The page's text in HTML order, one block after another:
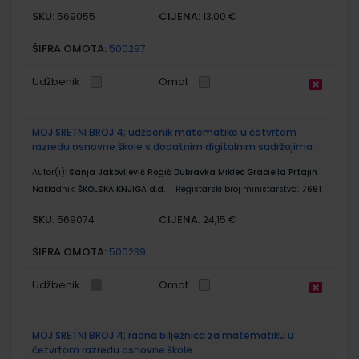
SKU: 569055 CIJENA: 13,00 €
ŠIFRA OMOTA: 500297
Udžbenik Omot
MOJ SRETNI BROJ 4; udžbenik matematike u četvrtom
razredu osnovne škole s dodatnim digitalnim sadržajima
Autor(i): Sanja Jakovljević Rogić Dubravka Miklec Graciella Prtajin
Nakladnik: ŠKOLSKA KNJIGA d.d. Registarski broj ministarstva: 7661
SKU: 569074 CIJENA: 24,15 €
ŠIFRA OMOTA: 500239
Udžbenik Omot
MOJ SRETNI BROJ 4; radna bilježnica za matematiku u
četvrtom razredu osnovne škole